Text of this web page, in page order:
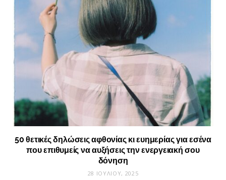
50 θετικές δηλώσεις αφθονίας κι ευημερίας για εσένα
που επιθυμείς να αυξήσεις την ενεργειακή σου
δόνηση
28 ΙΟΥΛΊΟΥ, 2025